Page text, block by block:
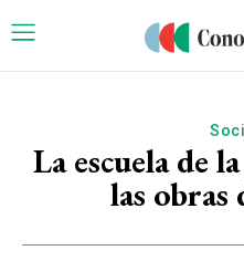
La escuela de
las obras